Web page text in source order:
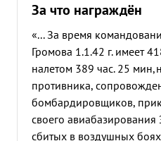
За что награждён
«... За время
Громова 1.1.42 г. имеет
налетом 389 час. 25
противника,
бомбардировщиков,
своего авиабазирования
сбитых в воздушных